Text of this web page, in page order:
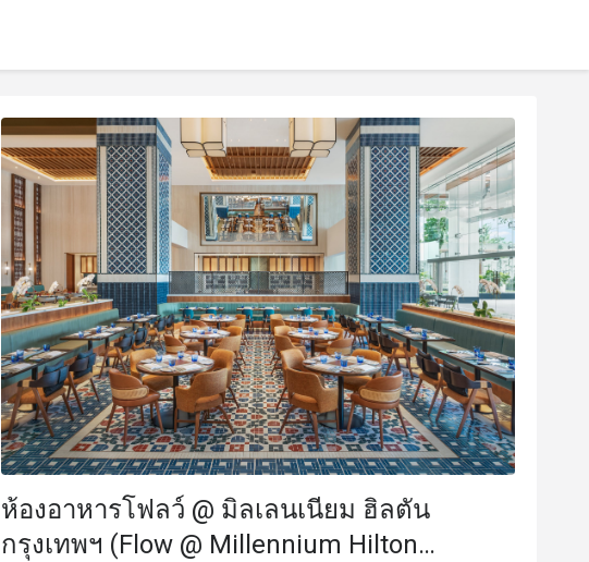
ห้องอาหารโฟลว์ @ มิลเลนเนียม ฮิลตัน
กรุงเทพฯ (Flow @ Millennium Hilton